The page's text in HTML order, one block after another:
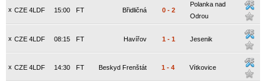
x CZE 4LDF FT
15:00 Břidličná 0 - 2
Polanka nad
Odrou
x CZE 4LDF FT
08:15 Havířov 1 - 1 Jesenik
x CZE 4LDF FT
14:30 Beskyd Frenštát 1 - 4 Vítkovice